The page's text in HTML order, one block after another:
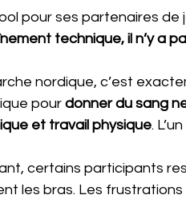
pour ses partenaires
technique, il n’y a
nordique, c’est
pour donner du sang
et travail physique.
certains participants
les bras. Les